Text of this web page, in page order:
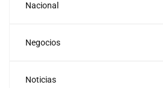
Nacional
Negocios
Noticias